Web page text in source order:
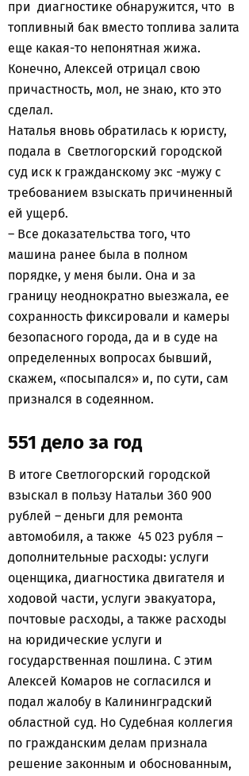
при диагностике обнаружится, что в
топливный бак вместо топлива залита
еще какая-то непонятная жижа.
Конечно, Алексей отрицал свою
причастность, мол, не знаю, кто это
сделал.
Наталья вновь обратилась к юристу,
подала в Светлогорский городской
суд иск к гражданскому экс -мужу с
требованием взыскать причиненный
ей ущерб.
– Все доказательства того, что
машина ранее была в полном
порядке, у меня были. Она и за
границу неоднократно выезжала, ее
сохранность фиксировали и камеры
безопасного города, да и в суде на
определенных вопросах бывший,
скажем, «посыпался» и, по сути, сам
признался в содеянном.
551 дело за год
В итоге Светлогорский городской
взыскал в пользу Натальи 360 900
рублей – деньги для ремонта
автомобиля, а также 45 023 рубля –
дополнительные расходы: услуги
оценщика, диагностика двигателя и
ходовой части, услуги эвакуатора,
почтовые расходы, а также расходы
на юридические услуги и
государственная пошлина. С этим
Алексей Комаров не согласился и
подал жалобу в Калининградский
областной суд. Но Судебная коллегия
по гражданским делам признала
решение законным и обоснованным,